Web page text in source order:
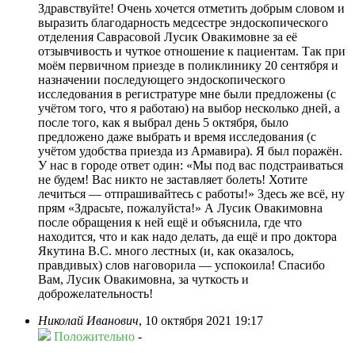
Здравствуйте! Очень хочется отметить добрым словом и
выразить благодарность медсестре эндоскопического
отделения Саврасовой Лусик Овакимовне за её
отзывчивость и чуткое отношение к пациентам. Так при
моём первичном приезде в поликлинику 20 сентября и
назначении последующего эндоскопического
исследования в регистратуре мне были предложены (с
учётом того, что я работаю) на выбор несколько дней, а
после того, как я выбрал день 5 октября, было
предложено даже выбрать и время исследования (с
учётом удобства приезда из Армавира). Я был поражён.
У нас в городе ответ один: «Мы под вас подстраиваться
не будем! Вас никто не заставляет болеть! Хотите
лечиться — отпрашивайтесь с работы!» Здесь же всё, ну
прям «Здрасьте, пожалуйста!» А Лусик Овакимовна
после обращения к ней ещё и объяснила, где что
находится, что и как надо делать, да ещё и про доктора
Якутина В.С. много лестных (и, как оказалось,
правдивых) слов наговорила — успокоила! Спасибо
Вам, Лусик Овакимовна, за чуткость и
доброжелательность!
Николай Иванович, 10 октября 2021 19:17
Положительно -